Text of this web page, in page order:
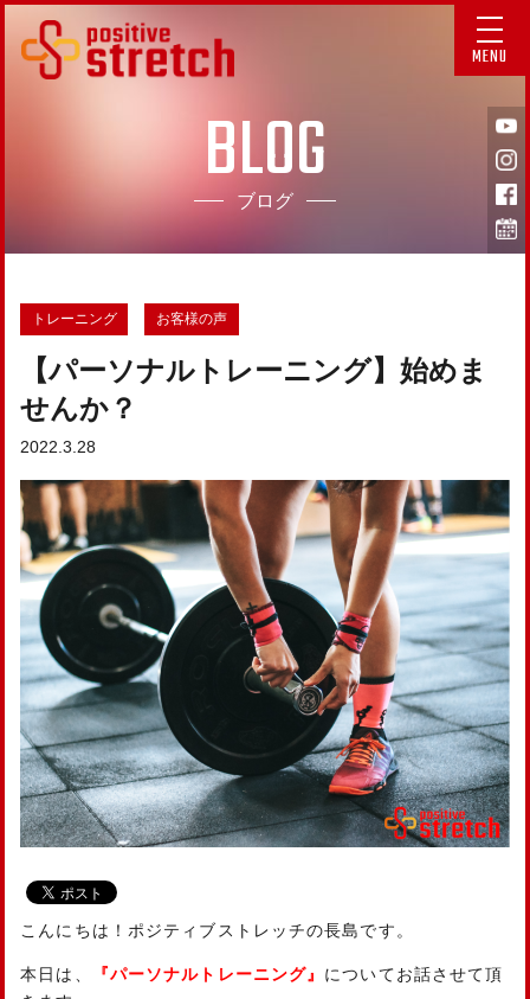
MENU
BLOG
ブログ
トレーニング お客様の声
【パーソナルトレーニング】始めま
せんか？
2022.3.28
こんにちは！ポジティブストレッチの長島です。
本日は、 『パーソナルトレーニング』 についてお話させて頂